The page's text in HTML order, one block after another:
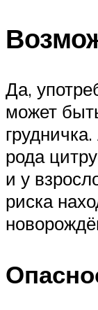
Да,
может
рода
и у
риска